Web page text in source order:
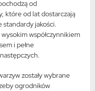
od
które od lat dostarczają
standardy jakości.
współczynnikiem
i pełne
zostały wybrane
ogrodników